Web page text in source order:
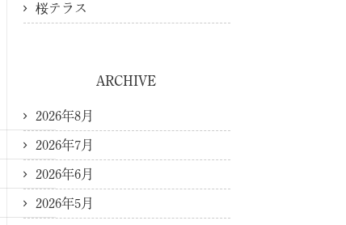
桜テラス
ARCHIVE
2026年8月
2026年7月
2026年6月
2026年5月